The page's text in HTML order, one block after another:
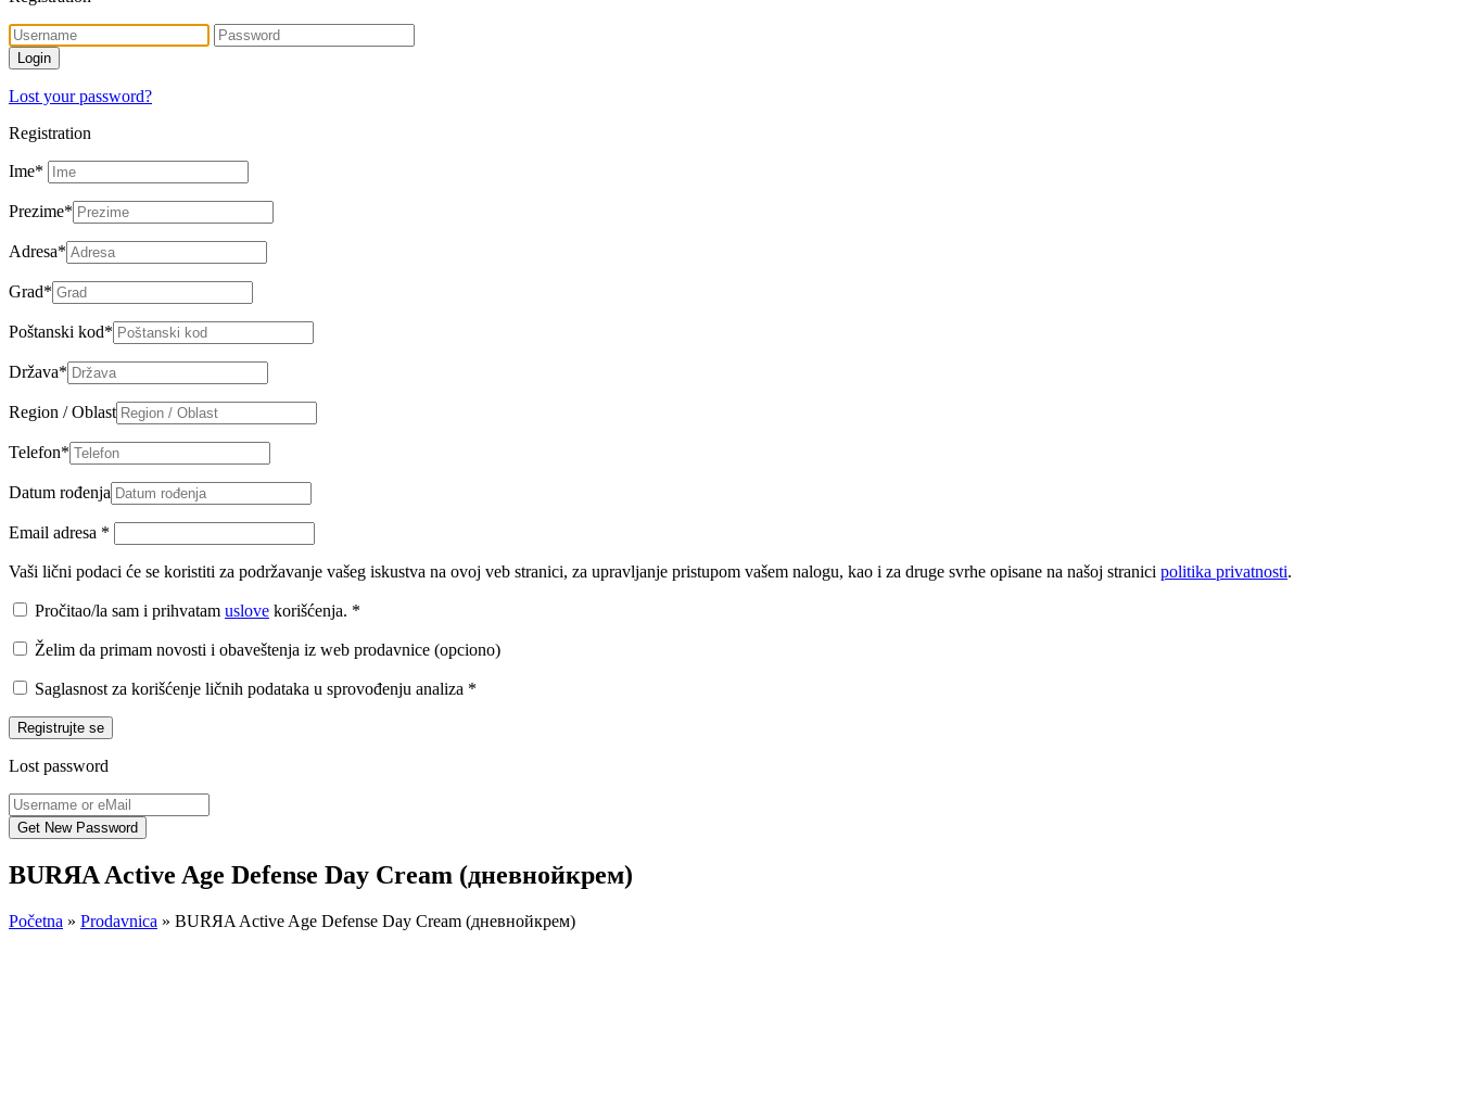
Lost your password?
Registration
Ime*
Prezime*
Adresa*
Grad*
Poštanski kod*
Država*
Region / Oblast
Telefon*
Datum rođenja
Email adresa *
Vaši lični podaci će se koristiti za podržavanje vašeg iskustva na ovoj veb stranici, za upravljanje pristupom vašem nalogu, kao i za druge svrhe opisane na našoj stranici politika privatnosti.
Pročitao/la sam i prihvatam uslove korišćenja. *
Želim da primam novosti i obaveštenja iz web prodavnice (opciono)
Saglasnost za korišćenje ličnih podataka u sprovođenju analiza *
Registrujte se
Lost password
BURЯA Active Age Defense Day Cream (дневнойкрем)
Početna » Prodavnica » BURЯA Active Age Defense Day Cream (дневнойкрем)